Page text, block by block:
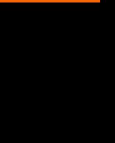
del subwoofer primario,